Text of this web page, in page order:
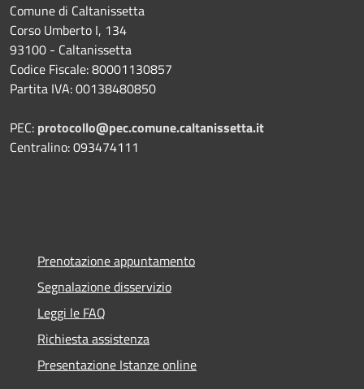
Comune di Caltanissetta
Corso Umberto I, 134
93100 - Caltanissetta
Codice Fiscale: 80001130857
Partita IVA: 00138480850
PEC: protocollo@pec.comune.caltanissetta.it
Centralino: 093474111
Prenotazione appuntamento
Segnalazione disservizio
Leggi le FAQ
Richiesta assistenza
Presentazione Istanze online